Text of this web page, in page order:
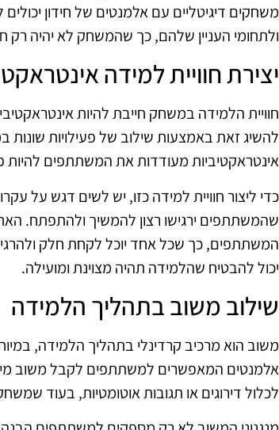
משחקים דיגיטליים עם אלמנטים של חידון
ולתחומי העניין שלהם, כך שהמשחק לא יהיה רק
יצירת חוויית למידה
חוויית הלמידה במשחק חייבת להיות
להשיג זאת באמצעות שילוב של פעילויות שונות
אינטראקטיביות מעודדות את המשתתפים להיות
כדי ליצור חוויית למידה כזו, יש לשים דגש על
שהמשתתפים ירגישו רצון להמשיך ולהתפתח.
המשתתפים, כך שכל אחד יוכל לקחת חלק
יכול להבטיח שהלמידה תהיה מצוינת ומועילה.
שילוב משוב בתהליך הלמידה
משוב הוא מרכיב קרדינלי בתהליך הלמידה,
אלמנטים המאפשרים למשתתפים לקבל משוב
לכלול דירוגים או תגובות אוטומטיות, בעוד